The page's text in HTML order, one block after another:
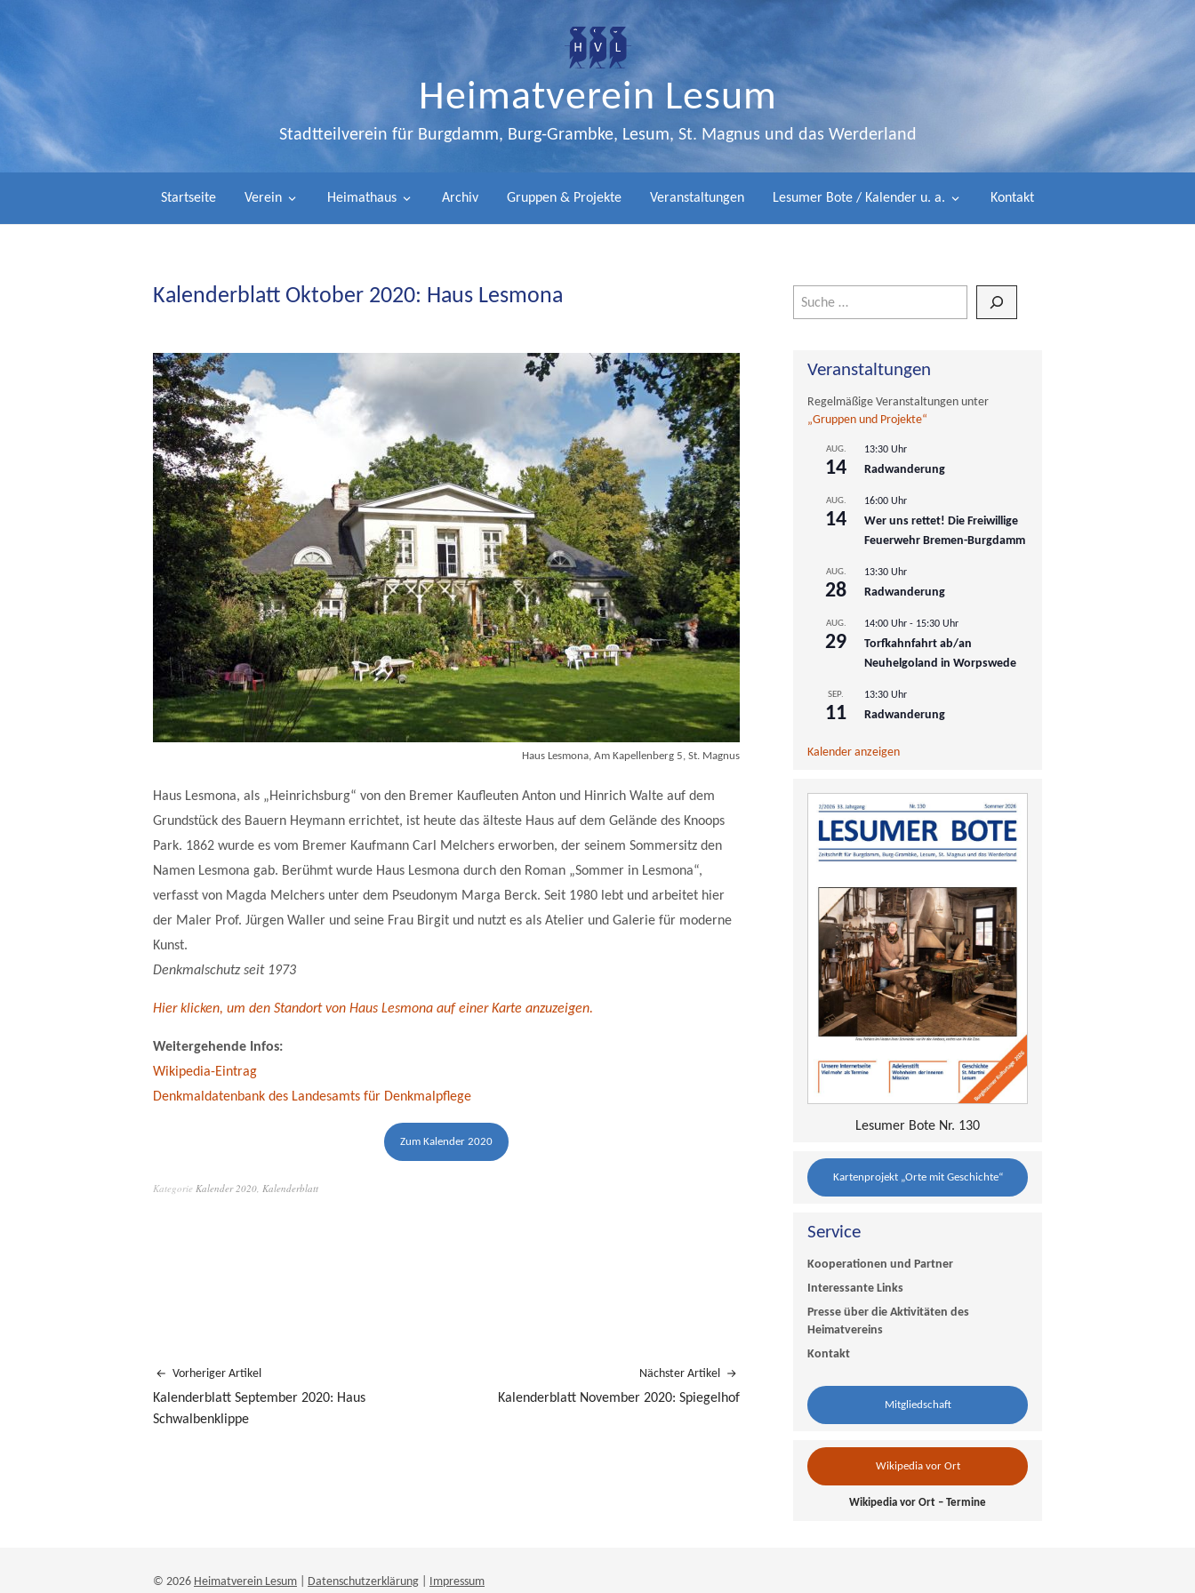
Heimatverein Lesum
Stadtteilverein für Burgdamm, Burg-Grambke, Lesum, St. Magnus und das Werderland
Startseite Verein Heimathaus Archiv Gruppen & Projekte Veranstaltungen Lesumer Bote / Kalender u. a. Kontakt
Kalenderblatt Oktober 2020: Haus Lesmona
Haus Lesmona, Am Kapellenberg 5, St. Magnus
Haus Lesmona, als „Heinrichsburg“ von den Bremer Kaufleuten Anton und Hinrich Walte auf dem
Grundstück des Bauern Heymann errichtet, ist heute das älteste Haus auf dem Gelände des Knoops
Park. 1862 wurde es vom Bremer Kaufmann Carl Melchers erworben, der seinem Sommersitz den
Namen Lesmona gab. Berühmt wurde Haus Lesmona durch den Roman „Sommer in Lesmona“,
verfasst von Magda Melchers unter dem Pseudonym Marga Berck. Seit 1980 lebt und arbeitet hier
der Maler Prof. Jürgen Waller und seine Frau Birgit und nutzt es als Atelier und Galerie für moderne
Kunst.
Denkmalschutz seit 1973
Hier klicken, um den Standort von Haus Lesmona auf einer Karte anzuzeigen.
Weitergehende Infos:
Wikipedia-Eintrag
Denkmaldatenbank des Landesamts für Denkmalpflege
Zum Kalender 2020
Kategorie Kalender 2020, Kalenderblatt
Vorheriger Artikel
Kalenderblatt September 2020: Haus
Schwalbenklippe
Nächster Artikel
Kalenderblatt November 2020: Spiegelhof
Veranstaltungen
Regelmäßige Veranstaltungen unter
„Gruppen und Projekte“
AUG.
14
13:30 Uhr
Radwanderung
AUG.
14
16:00 Uhr
Wer uns rettet! Die Freiwillige
Feuerwehr Bremen-Burgdamm
AUG.
28
13:30 Uhr
Radwanderung
AUG.
29
14:00 Uhr - 15:30 Uhr
Torfkahnfahrt ab/an
Neuhelgoland in Worpswede
SEP.
11
13:30 Uhr
Radwanderung
Kalender anzeigen
Lesumer Bote Nr. 130
Kartenprojekt „Orte mit Geschichte“
Service
Kooperationen und Partner
Interessante Links
Presse über die Aktivitäten des
Heimatvereins
Kontakt
Mitgliedschaft
Wikipedia vor Ort
Wikipedia vor Ort – Termine
© 2026 Heimatverein Lesum Datenschutzerklärung Impressum